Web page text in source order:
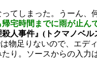
てしまった。うーん
帰宅時間までに雨が止ん
人事件』(トクマノベル
足りないので、エデ
り。ソースからの入